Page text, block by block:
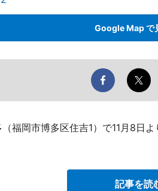
Google Map で
福岡市博多区住吉1）で11月8日
記事を読